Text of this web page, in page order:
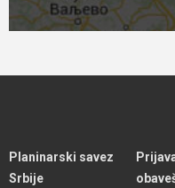
Planinarski savez
Srbije